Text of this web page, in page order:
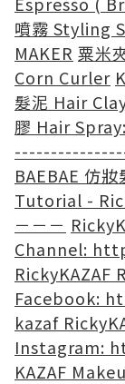
噴霧 Styling
MAKER 粟米
Corn Curler
髮泥 Hair
膠 Hair Spray:
BAEBAE 仿
Tutorial -
－－－
Channel:
RickyKAZAF
Facebook:
kazaf
Instagram:
KAZAF